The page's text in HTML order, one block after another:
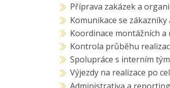
Příprava zakázek a
Komunikace se
Koordinace montážních a
Kontrola průběhu
Spolupráce s interním
Výjezdy na realizace po